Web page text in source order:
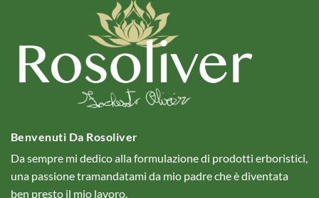
Benvenuti Da Rosoliver
Da sempre mi dedico alla formulazione di prodotti erboristici,
una passione tramandatami da mio padre che è diventata
ben presto il mio lavoro.